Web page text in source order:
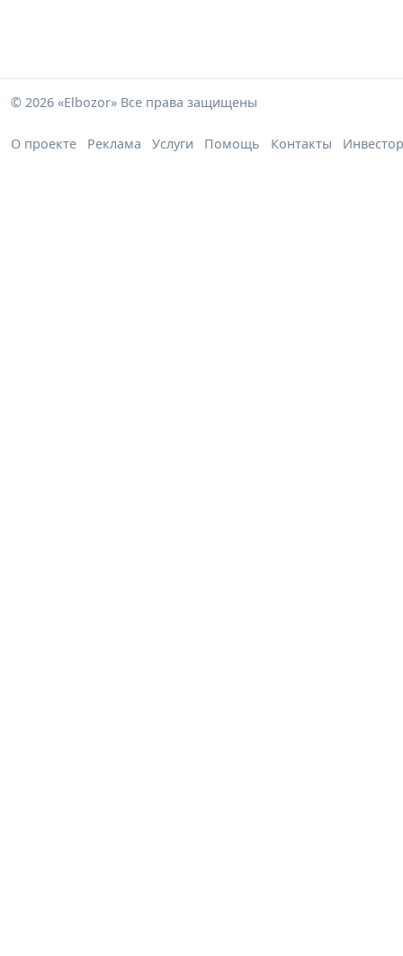
© 2026 «Elbozor» Все права защищены
О проекте Реклама Услуги Помощь Контакты